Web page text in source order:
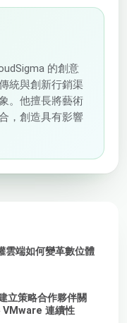
的創意
統與創新行銷渠
。他擅長將藝術
，創造具有影響
雲端如何變革數位體
立策略合作夥伴關
VMware 連續性